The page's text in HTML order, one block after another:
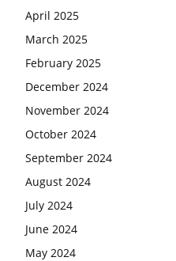
April 2025
March 2025
February 2025
December 2024
November 2024
October 2024
September 2024
August 2024
July 2024
June 2024
May 2024